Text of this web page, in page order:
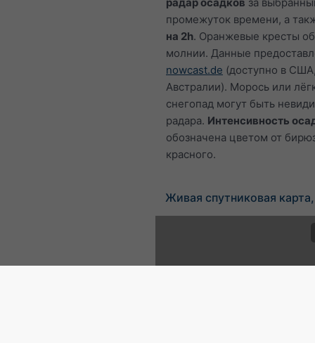
промежуток времени, а
на 2h. Оранжевые кресты
молнии. Данные
nowcast.de (доступно в
Австралии). Морось или
снегопад могут быть
радара. Интенсивность
обозначена цветом от
красного.
Живая спутниковая